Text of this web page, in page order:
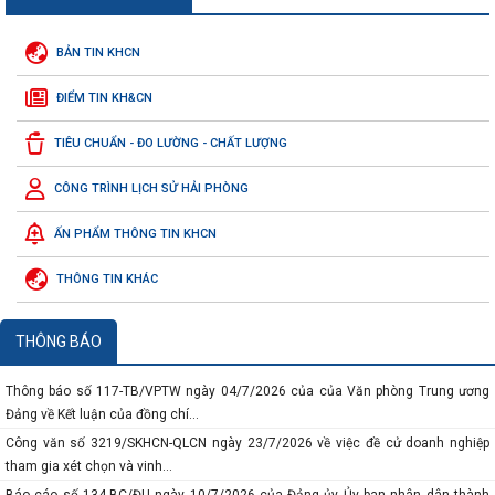
BẢN TIN KHCN
ĐIỂM TIN KH&CN
TIÊU CHUẨN - ĐO LƯỜNG - CHẤT LƯỢNG
CÔNG TRÌNH LỊCH SỬ HẢI PHÒNG
ẤN PHẨM THÔNG TIN KHCN
THÔNG TIN KHÁC
THÔNG BÁO
Thông báo số 117-TB/VPTW ngày 04/7/2026 của của Văn phòng Trung ương
Đảng về Kết luận của đồng chí...
Công văn số 3219/SKHCN-QLCN ngày 23/7/2026 về việc đề cử doanh nghiệp
tham gia xét chọn và vinh...